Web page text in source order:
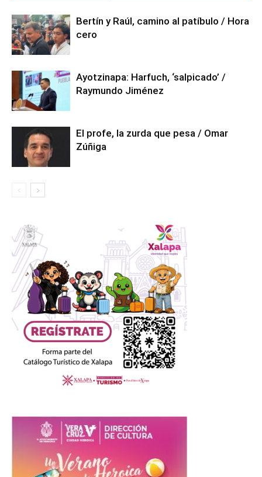
Bertín y Raúl, camino al patíbulo / Hora
cero
Ayotzinapa: Harfuch, ‘salpicado’ /
Raymundo Jiménez
El profe, la zurda que pesa / Omar
Zúñiga